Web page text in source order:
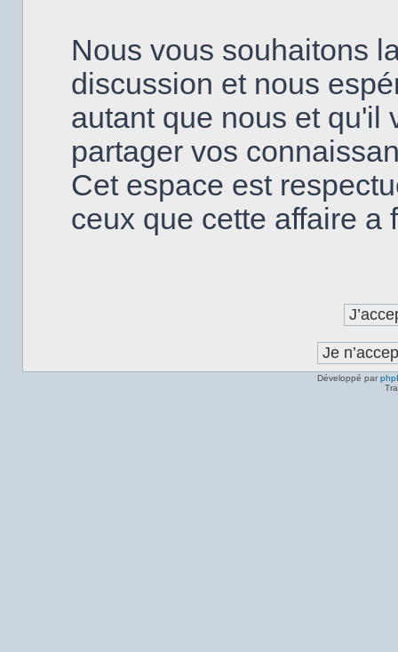
Nous vous souhaitons
discussion et nous
autant que nous et qu'il
partager vos
Cet espace est
ceux que cette affaire a
Développé par